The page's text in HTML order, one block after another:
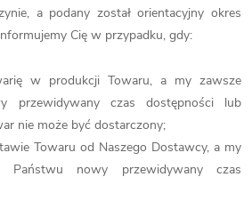
a podany został orientacyjny okres
Cię w przypadku, gdy:
w produkcji Towaru, a my zawsze
przewidywany czas dostępności lub
nie może być dostarczony;
Towaru od Naszego Dostawcy, a my
Państwu nowy przewidywany czas